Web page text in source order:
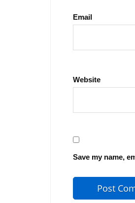
Email
Website
Save my name,